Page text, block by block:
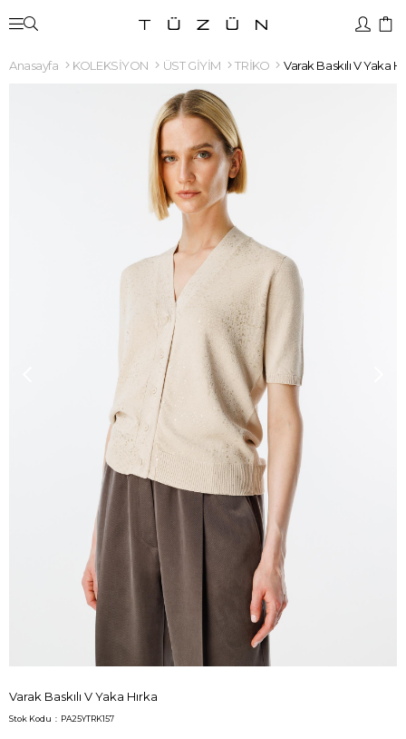
Anasayfa KOLEKSİYON ÜST GİYİM TRİKO Varak Baskılı V Yaka
Varak Baskılı V Yaka Hırka
Stok Kodu PA25YTRK157